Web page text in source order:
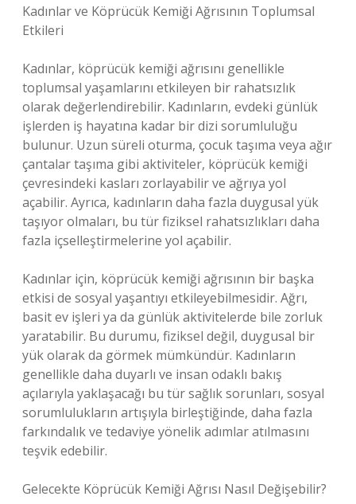
Kadınlar ve Köprücük Kemiği Ağrısının Toplumsal
Etkileri
Kadınlar, köprücük kemiği ağrısını genellikle
toplumsal yaşamlarını etkileyen bir rahatsızlık
olarak değerlendirebilir. Kadınların, evdeki günlük
işlerden iş hayatına kadar bir dizi sorumluluğu
bulunur. Uzun süreli oturma, çocuk taşıma veya ağır
çantalar taşıma gibi aktiviteler, köprücük kemiği
çevresindeki kasları zorlayabilir ve ağrıya yol
açabilir. Ayrıca, kadınların daha fazla duygusal yük
taşıyor olmaları, bu tür fiziksel rahatsızlıkları daha
fazla içselleştirmelerine yol açabilir.
Kadınlar için, köprücük kemiği ağrısının bir başka
etkisi de sosyal yaşantıyı etkileyebilmesidir. Ağrı,
basit ev işleri ya da günlük aktivitelerde bile zorluk
yaratabilir. Bu durumu, fiziksel değil, duygusal bir
yük olarak da görmek mümkündür. Kadınların
genellikle daha duyarlı ve insan odaklı bakış
açılarıyla yaklaşacağı bu tür sağlık sorunları, sosyal
sorumlulukların artışıyla birleştiğinde, daha fazla
farkındalık ve tedaviye yönelik adımlar atılmasını
teşvik edebilir.
Gelecekte Köprücük Kemiği Ağrısı Nasıl Değişebilir?